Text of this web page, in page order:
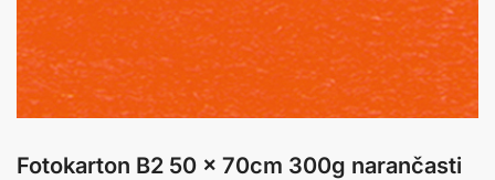
Fotokarton B2 50 x 70cm 300g narančasti